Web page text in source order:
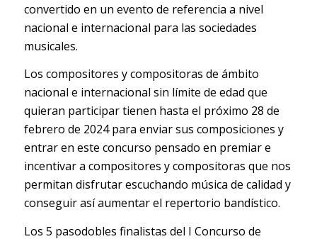
convertido en un evento de referencia a nivel
nacional e internacional para las sociedades
musicales.
Los compositores y compositoras de ámbito
nacional e internacional sin límite de edad que
quieran participar tienen hasta el próximo 28 de
febrero de 2024 para enviar sus composiciones y
entrar en este concurso pensado en premiar e
incentivar a compositores y compositoras que nos
permitan disfrutar escuchando música de calidad y
conseguir así aumentar el repertorio bandístico.
Los 5 pasodobles finalistas del I Concurso de